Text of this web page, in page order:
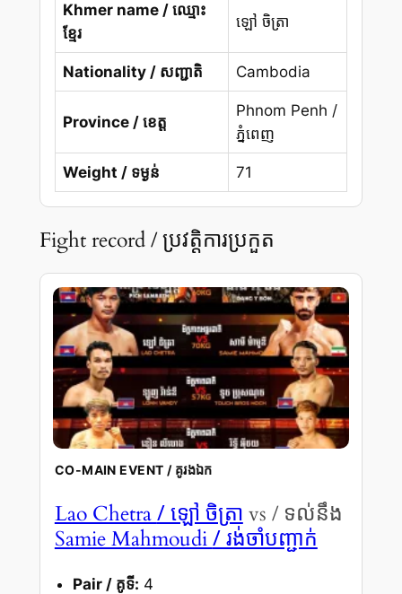
Khmer name / ឈ្មោះ
ខ្មែរ
ឡៅ ចិត្រា
Nationality / សញ្ជាតិ Cambodia
Province / ខេត្ត
Phnom Penh /
ភ្នំពេញ
Weight / ទម្ងន់ 71
Fight record / ប្រវត្តិការប្រកួត
CO-MAIN EVENT / គូរងឯក
Lao Chetra/ ឡៅ ចិត្រា vs / ទល់នឹង
Samie Mahmoudi/ រង់ចាំបញ្ជាក់
Pair / គូទី: 4